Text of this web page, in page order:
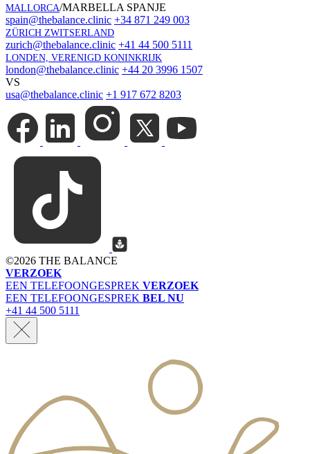
MALLORCA/MARBELLA SPANJE
spain@thebalance.clinic +34 871 249 003
ZÜRICH ZWITSERLAND
zurich@thebalance.clinic +41 44 500 5111
LONDEN, VERENIGD KONINKRIJK
london@thebalance.clinic +44 20 3996 1507
VS
usa@thebalance.clinic +1 917 672 8203
©2026 THE BALANCE
VERZOEK
EEN TELEFOONGESPREK VERZOEK
EEN TELEFOONGESPREK BEL NU
+41 44 500 5111